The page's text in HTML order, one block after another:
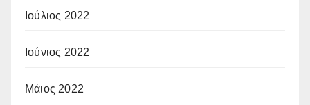
Ιούλιος 2022
Ιούνιος 2022
Μάιος 2022